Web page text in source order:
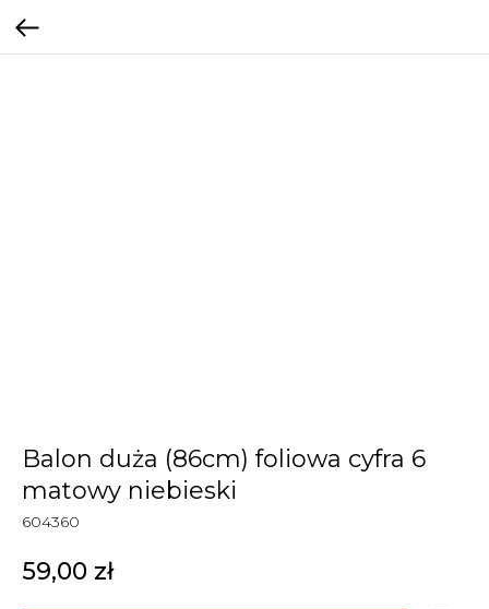
Balon duża (86cm) foliowa cyfra 6
matowy niebieski
604360
59,00 zł